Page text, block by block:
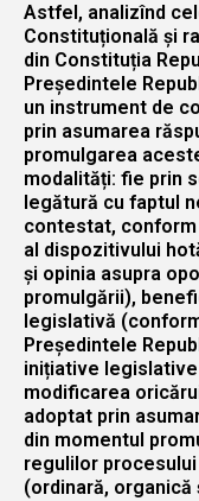
Astfel, analizînd
Constituțională și
din Constituția
Președintele
un instrument de
prin asumarea
promulgarea
modalități: fie prin
legătură cu faptul
contestat,
al dispozitivului
și opinia asupra
promulgării),
legislativă
Președintele
inițiative
modificarea
adoptat prin
din momentul
regulilor
(ordinară,